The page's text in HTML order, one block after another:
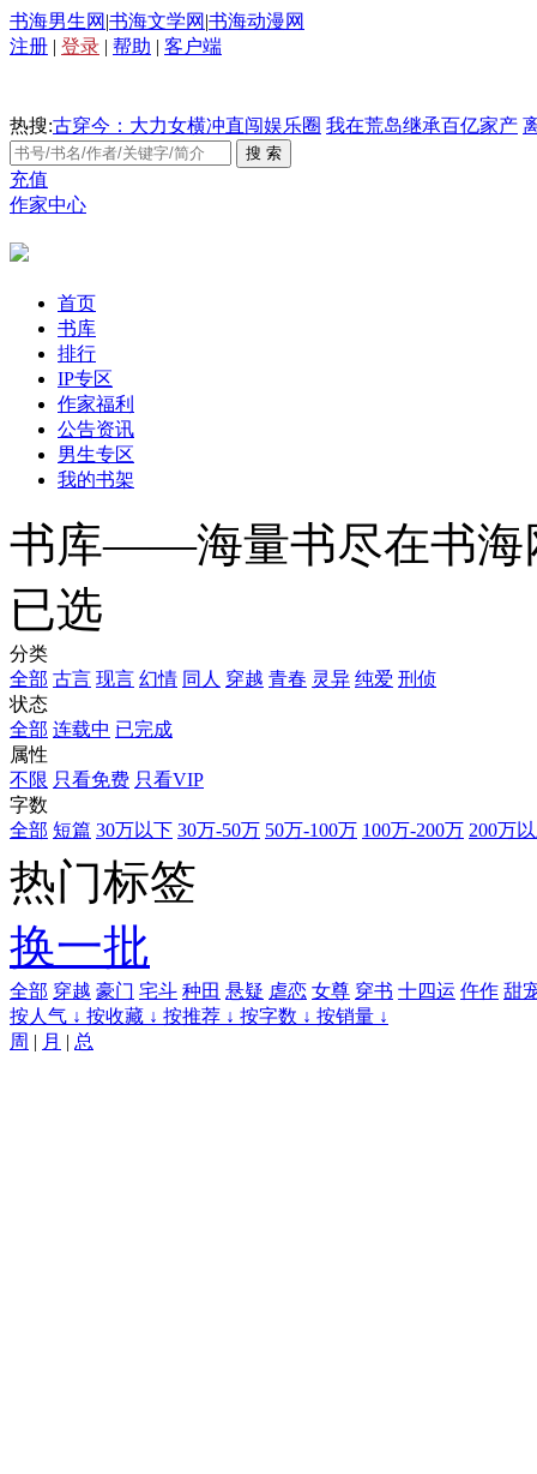
书海男生网 |书海文学网 |书海动漫网
注册 | 登录 | 帮助 | 客户端
热搜:古穿今：大力女横冲直闯娱乐圈 我在荒岛继承百亿家产
充值
作家中心
首页
书库
排行
IP专区
作家福利
公告资讯
男生专区
我的书架
书库——海量书尽在书海
已选
分类
全部 古言 现言 幻情 同人 穿越 青春 灵异 纯爱 刑侦
状态
全部 连载中 已完成
属性
不限 只看免费 只看VIP
字数
全部 短篇 30万以下 30万-50万 50万-100万 100万-200万 200万
热门标签
换一批
全部 穿越 豪门 宅斗 种田 悬疑 虐恋 女尊 穿书 十四运 仵作 甜
按人气 ↓ 按收藏 ↓ 按推荐 ↓ 按字数 ↓ 按销量 ↓
周 | 月 | 总